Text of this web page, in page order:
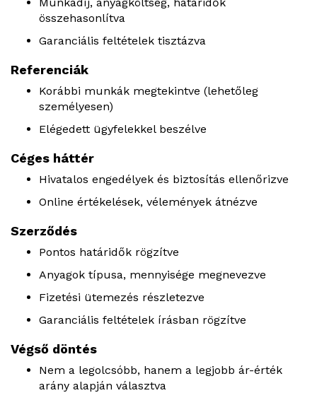
összehasonlítva
Garanciális feltételek tisztázva
Referenciák
Korábbi munkák megtekintve (lehetőleg
személyesen)
Elégedett ügyfelekkel beszélve
Céges háttér
Hivatalos engedélyek és biztosítás ellenőrizve
Online értékelések, vélemények átnézve
Szerződés
Pontos határidők rögzítve
Anyagok típusa, mennyisége megnevezve
Fizetési ütemezés részletezve
Garanciális feltételek írásban rögzítve
Végső döntés
Nem a legolcsóbb, hanem a legjobb ár-érték
arány alapján választva